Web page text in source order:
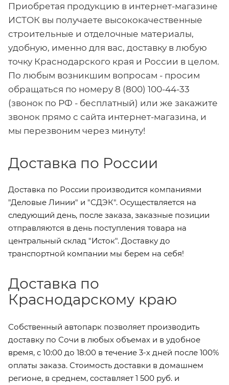
Приобретая продукцию в интернет-магазине
ИСТОК вы получаете высококачественные
строительные и отделочные материалы,
удобную, именно для вас, доставку в любую
точку Краснодарского края и России в целом.
По любым возникшим вопросам - просим
обращаться по номеру 8 (800) 100-44-33
(звонок по РФ - бесплатный) или же закажите
звонок прямо с сайта интернет-магазина, и
мы перезвоним через минуту!
Доставка по России
Доставка по России производится компаниями
"Деловые Линии" и "СДЭК". Осуществляется на
следующий день, после заказа, заказные позиции
отправляются в день поступления товара на
центральный склад "Исток". Доставку до
транспортной компании мы берем на себя!
Доставка по
Краснодарскому краю
Собственный автопарк позволяет производить
доставку по Сочи в любых объемах и в удобное
время, с 10:00 до 18:00 в течение 3-х дней после 100%
оплаты заказа. Стоимость доставки в домашнем
регионе, в среднем, составляет 1 500 руб. и